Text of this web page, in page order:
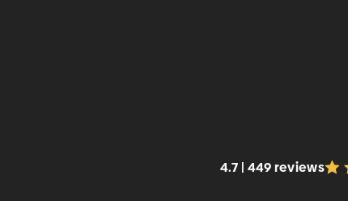
4.7 | 449 reviews